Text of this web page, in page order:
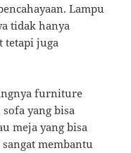
Lampu
tidak hanya
tetapi juga
furniture
yang bisa
meja yang bisa
membantu